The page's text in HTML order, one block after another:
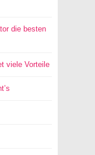
die besten
viele Vorteile